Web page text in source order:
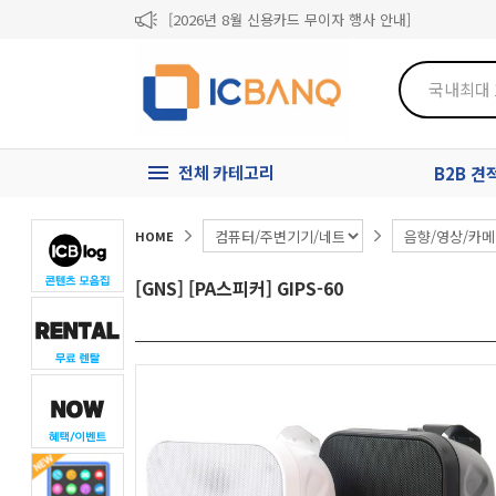
[2026년 8월 신용카드 무이자 행사 안내]
[마일리지 적립 및 사용 정책 개편 안내]
전체 카테고리 B2B 견
HOME
[GNS] [PA스피커] GIPS-60